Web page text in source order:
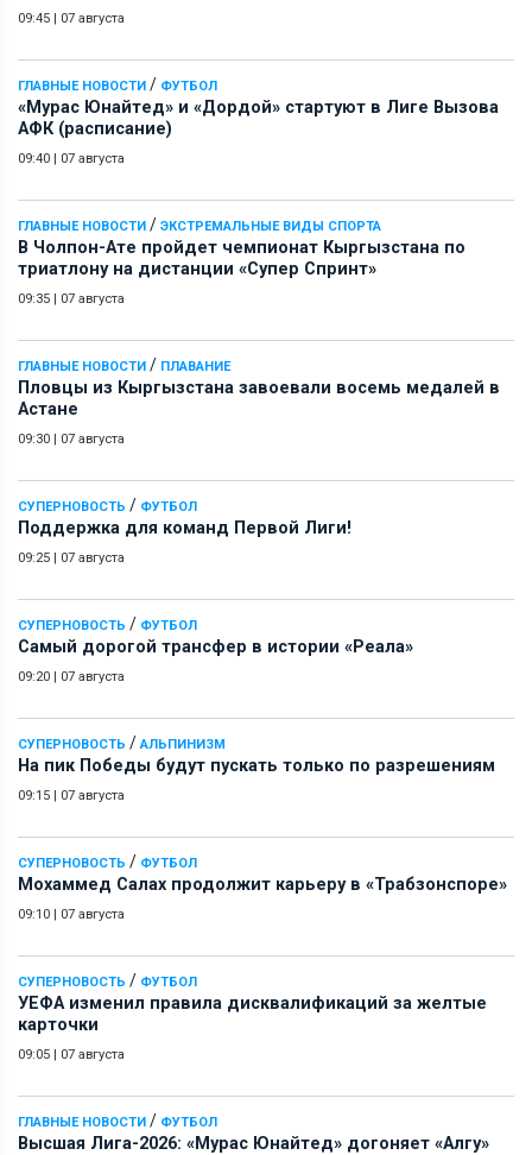
09:45 | 07 августа
ГЛАВНЫЕ НОВОСТИ / ФУТБОЛ
«Мурас Юнайтед» и «Дордой» стартуют в Лиге Вызова
АФК (расписание)
09:40 | 07 августа
ГЛАВНЫЕ НОВОСТИ / ЭКСТРЕМАЛЬНЫЕ ВИДЫ СПОРТА
В Чолпон-Ате пройдет чемпионат Кыргызстана по
триатлону на дистанции «Супер Спринт»
09:35 | 07 августа
ГЛАВНЫЕ НОВОСТИ / ПЛАВАНИЕ
Пловцы из Кыргызстана завоевали восемь медалей в
Астане
09:30 | 07 августа
СУПЕРНОВОСТЬ / ФУТБОЛ
Поддержка для команд Первой Лиги!
09:25 | 07 августа
СУПЕРНОВОСТЬ / ФУТБОЛ
Самый дорогой трансфер в истории «Реала»
09:20 | 07 августа
СУПЕРНОВОСТЬ / АЛЬПИНИЗМ
На пик Победы будут пускать только по разрешениям
09:15 | 07 августа
СУПЕРНОВОСТЬ / ФУТБОЛ
Мохаммед Салах продолжит карьеру в «Трабзонспоре»
09:10 | 07 августа
СУПЕРНОВОСТЬ / ФУТБОЛ
УЕФА изменил правила дисквалификаций за желтые
карточки
09:05 | 07 августа
ГЛАВНЫЕ НОВОСТИ / ФУТБОЛ
Высшая Лига-2026: «Мурас Юнайтед» догоняет «Алгу»